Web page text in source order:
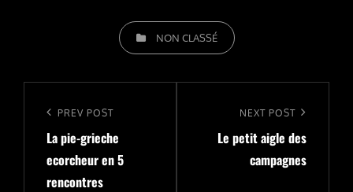
CATEGORIES
NON CLASSÉ
l’article
Previous
Post
PREV POST
La pie-grieche
ecorcheur en 5
rencontres
Post
NEXT POST
Le petit aigle des
campagnes